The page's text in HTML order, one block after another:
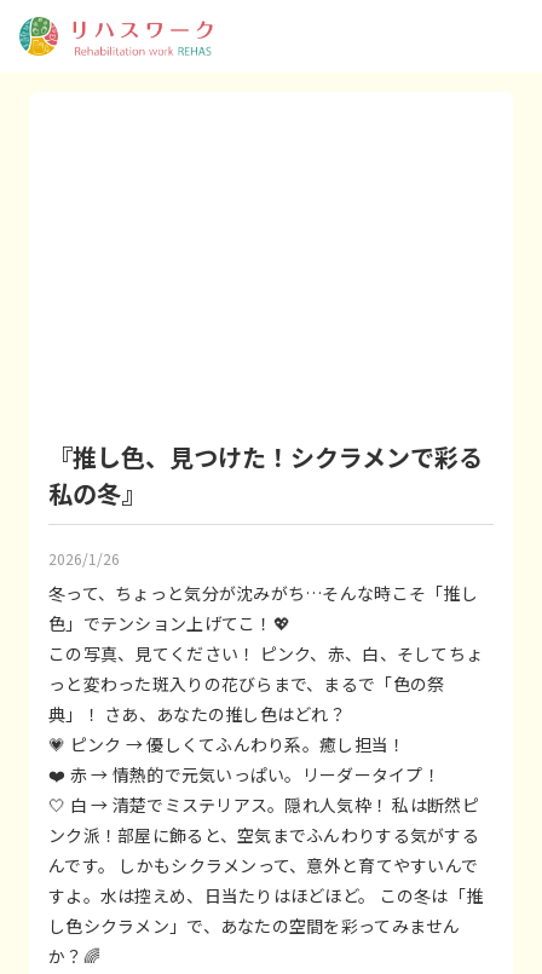
『推し色、見つけた！シクラメンで彩る
私の冬』
2026/1/26
冬って、ちょっと気分が沈みがち…そんな時こそ「推し
色」でテンション上げてこ！💖
この写真、見てください！ ピンク、赤、白、そしてちょ
っと変わった斑入りの花びらまで、まるで「色の祭
典」！ さあ、あなたの推し色はどれ？
💗 ピンク → 優しくてふんわり系。癒し担当！
❤️ 赤 → 情熱的で元気いっぱい。リーダータイプ！
🤍 白 → 清楚でミステリアス。隠れ人気枠！ 私は断然ピ
ンク派！部屋に飾ると、空気までふんわりする気がする
んです。 しかもシクラメンって、意外と育てやすいんで
すよ。水は控えめ、日当たりはほどほど。 この冬は「推
し色シクラメン」で、あなたの空間を彩ってみません
か？🌈